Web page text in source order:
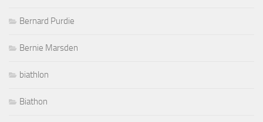
Bernard Purdie
Bernie Marsden
biathlon
Biathon